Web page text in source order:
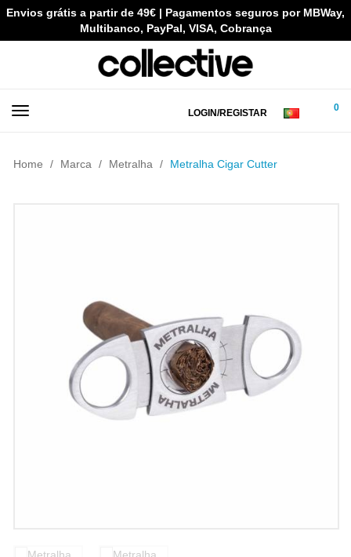
Envios grátis a partir de 49€ | Pagamentos seguros por MBWay,
Multibanco, PayPal, VISA, Cobrança
LOGIN/REGISTAR 0
Home Marca Metralha Metralha Cigar Cutter